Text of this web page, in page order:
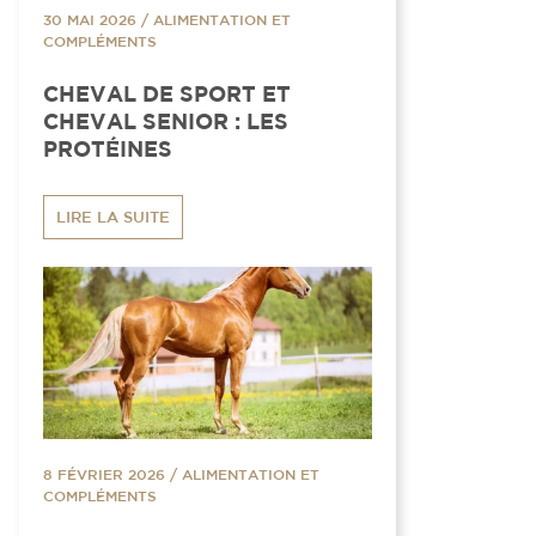
30 MAI 2026 / ALIMENTATION ET
COMPLÉMENTS
CHEVAL DE SPORT ET
CHEVAL SENIOR : LES
PROTÉINES
LIRE LA SUITE
8 FÉVRIER 2026 / ALIMENTATION ET
COMPLÉMENTS